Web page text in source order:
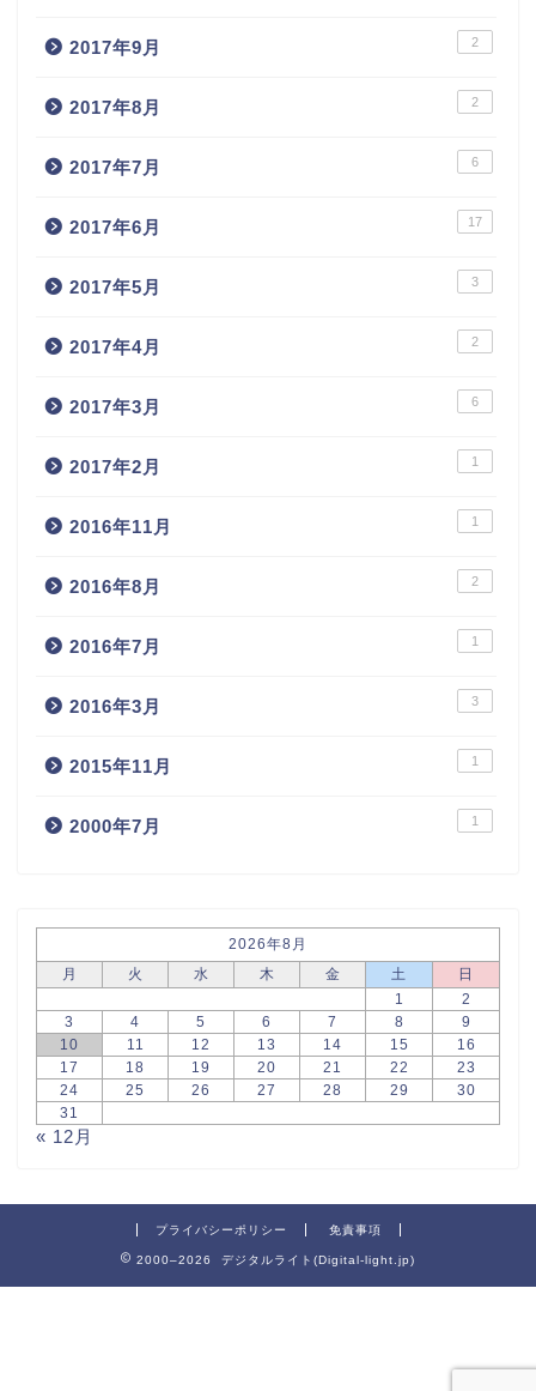
2017年9月 2
2017年8月 2
2017年7月 6
2017年6月 17
2017年5月 3
2017年4月 2
2017年3月 6
2017年2月 1
2016年11月 1
2016年8月 2
2016年7月 1
2016年3月 3
2015年11月 1
2000年7月 1
2026年8月
月
火 水 木 金 土
日
1
2
3
4 5 6 7 8
9
10
11 12 13 14 15
16
17
18 19 20 21 22
23
24
25 26 27 28 29
30
31
« 12月
プライバシーポリシー 免責事項
2000–2026 デジタルライト(Digital-light.jp)